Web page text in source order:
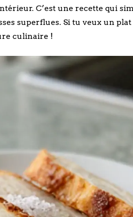
C’est une recette qui
superflues. Si tu veux un
culinaire !